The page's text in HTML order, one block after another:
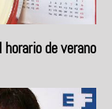
de verano